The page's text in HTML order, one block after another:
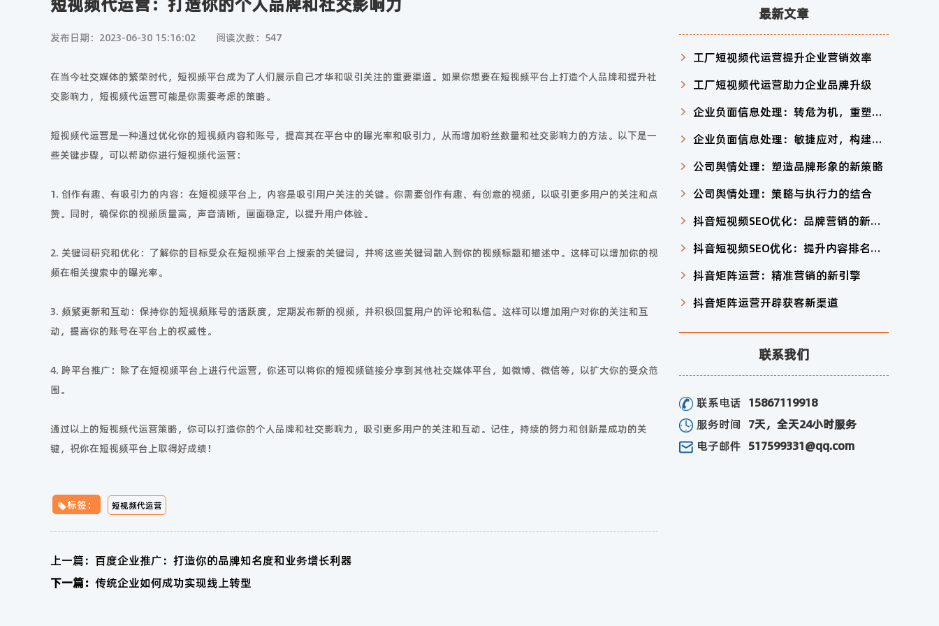
发布日期：2023-06-30 15:16:02 阅读次数：547
在当今社交媒体的繁荣时代，短视频平台成为了人们展示自己才华和吸引关注的重要渠道。如果你想要在短视频平台上打造个人品牌和提升社
交影响力，短视频代运营可能是你需要考虑的策略。
短视频代运营是一种通过优化你的短视频内容和账号，提高其在平台中的曝光率和吸引力，从而增加粉丝数量和社交影响力的方法。以下是一
些关键步骤，可以帮助你进行短视频代运营：
1. 创作有趣、有吸引力的内容：在短视频平台上，内容是吸引用户关注的关键。你需要创作有趣、有创意的视频，以吸引更多用户的关注和点
赞。同时，确保你的视频质量高，声音清晰，画面稳定，以提升用户体验。
2. 关键词研究和优化：了解你的目标受众在短视频平台上搜索的关键词，并将这些关键词融入到你的视频标题和描述中。这样可以增加你的视
频在相关搜索中的曝光率。
3. 频繁更新和互动：保持你的短视频账号的活跃度，定期发布新的视频，并积极回复用户的评论和私信。这样可以增加用户对你的关注和互
动，提高你的账号在平台上的权威性。
4. 跨平台推广：除了在短视频平台上进行代运营，你还可以将你的短视频链接分享到其他社交媒体平台，如微博、微信等，以扩大你的受众范
围。
通过以上的短视频代运营策略，你可以打造你的个人品牌和社交影响力，吸引更多用户的关注和互动。记住，持续的努力和创新是成功的关
键，祝你在短视频平台上取得好成绩！
标签： 短视频代运营
上一篇： 百度企业推广：打造你的品牌知名度和业务增长利器
下一篇： 传统企业如何成功实现线上转型
最新文章
工厂短视频代运营提升企业营销效率
工厂短视频代运营助力企业品牌升级
企业负面信息处理：转危为机，重塑形象
企业负面信息处理：敏捷应对，构建信任
公司舆情处理：塑造品牌形象的新策略
公司舆情处理：策略与执行力的结合
抖音短视频SEO优化：品牌营销的新利器
抖音短视频SEO优化：提升内容排名与用户互动
抖音矩阵运营：精准营销的新引擎
抖音矩阵运营开辟获客新渠道
联系我们
联系电话 15867119918
服务时间 7天，全天24小时服务
电子邮件 517599331@qq.com